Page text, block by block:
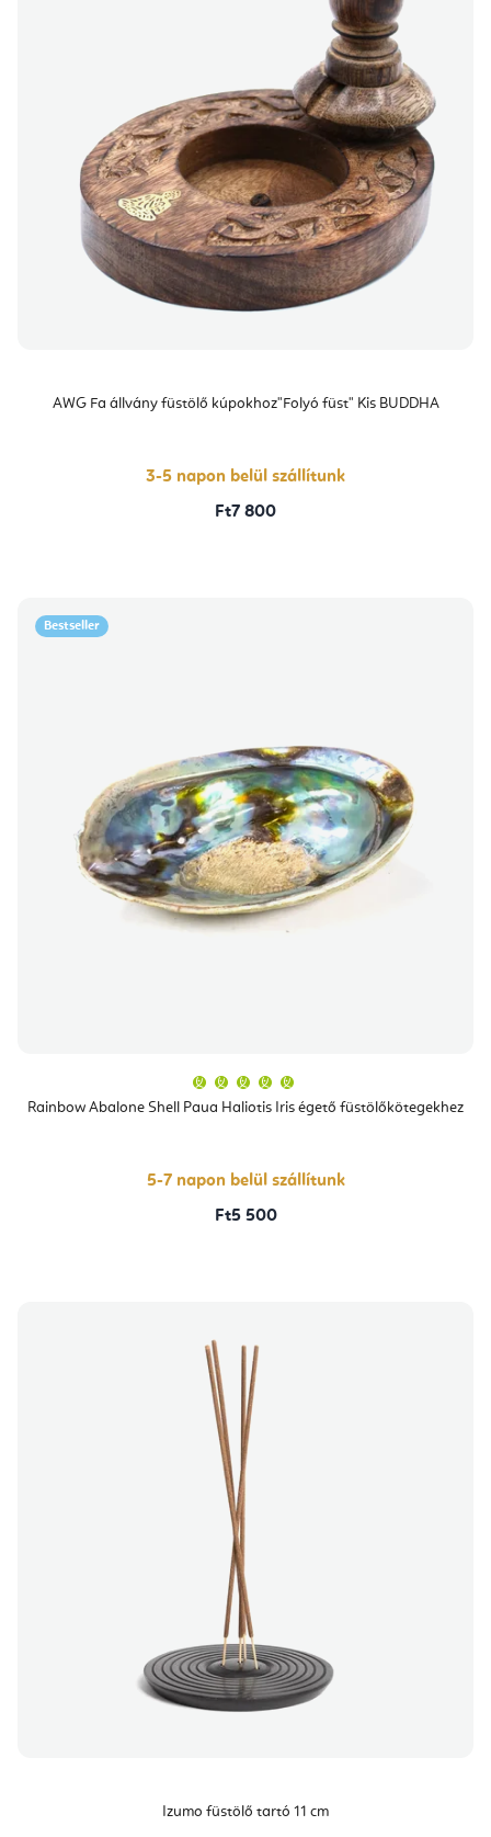
AWG Fa állvány füstölő kúpokhoz"Folyó füst" Kis BUDDHA
3-5 napon belül szállítunk
Ft7 800
Bestseller
Rainbow Abalone Shell Paua Haliotis Iris égető füstölőkötegekhez
átlagos
értékelése
csillag.
5-7 napon belül szállítunk
Ft5 500
Izumo füstölő tartó 11 cm